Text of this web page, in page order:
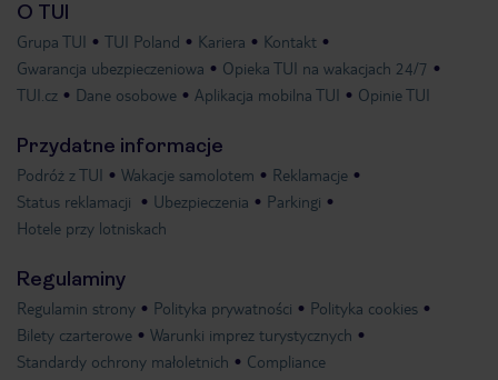
O TUI
Grupa TUI TUI Poland Kariera
Kontakt
Gwarancja ubezpieczeniowa
Opieka TUI na wakacjach 24/7
TUI.cz
Dane osobowe Aplikacja mobilna TUI Opinie TUI
Przydatne informacje
Podróż z TUI Wakacje samolotem
Reklamacje
Status reklamacji
Ubezpieczenia
Parkingi
Hotele przy lotniskach
Regulaminy
Regulamin strony Polityka prywatności
Polityka cookies
Bilety czarterowe
Warunki imprez turystycznych
Standardy ochrony małoletnich
Compliance